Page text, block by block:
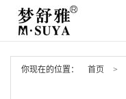
你现在的位置： 首页 >